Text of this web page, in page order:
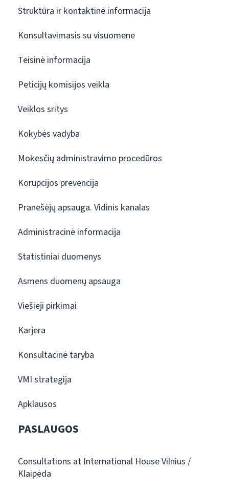
Struktūra ir kontaktinė informacija
Konsultavimasis su visuomene
Teisinė informacija
Peticijų komisijos veikla
Veiklos sritys
Kokybės vadyba
Mokesčių administravimo procedūros
Korupcijos prevencija
Pranešėjų apsauga. Vidinis kanalas
Administracinė informacija
Statistiniai duomenys
Asmens duomenų apsauga
Viešieji pirkimai
Karjera
Konsultacinė taryba
VMI strategija
Apklausos
PASLAUGOS
Consultations at International House Vilnius /
Klaipėda